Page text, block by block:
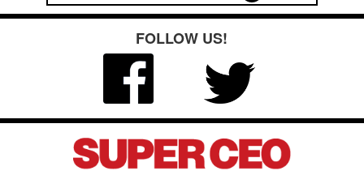
FOLLOW US!